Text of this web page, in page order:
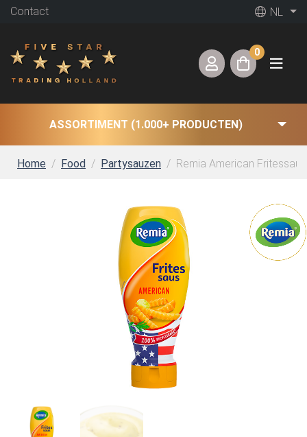
Contact NL
0
ASSORTIMENT (1.000+ PRODUCTEN)
Home Food Partysauzen Remia American